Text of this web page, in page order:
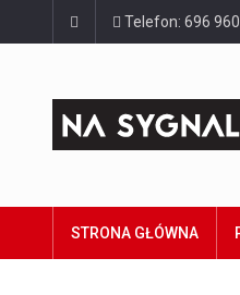
Telefon: 696
STRONA GŁÓWNA